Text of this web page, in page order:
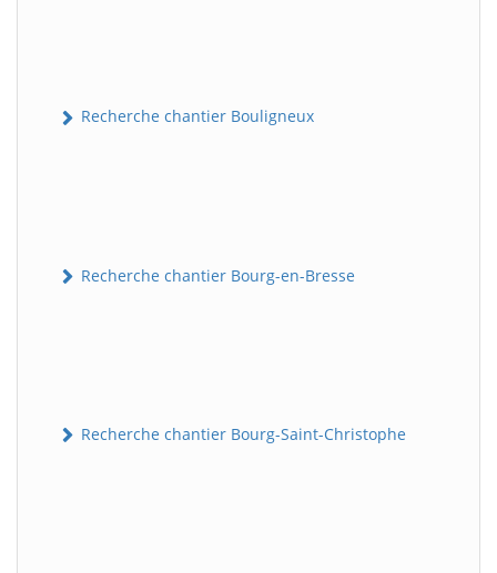
Recherche chantier Bouligneux
Recherche chantier Bourg-en-Bresse
Recherche chantier Bourg-Saint-Christophe